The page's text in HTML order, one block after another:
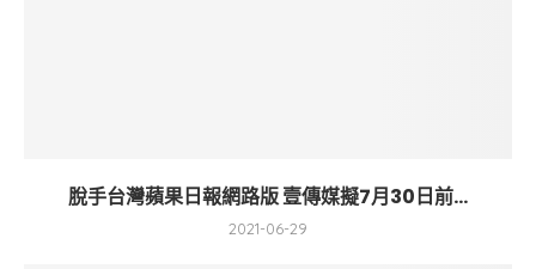
脫手台灣蘋果日報網路版 壹傳媒擬7月30日前...
2021-06-29